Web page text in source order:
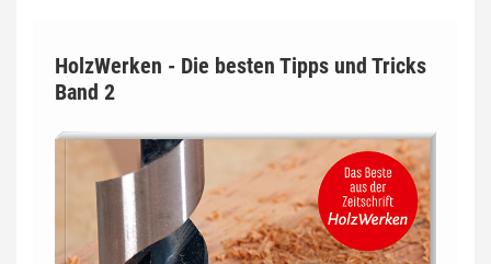
HolzWerken - Die besten Tipps und Tricks
Band 2